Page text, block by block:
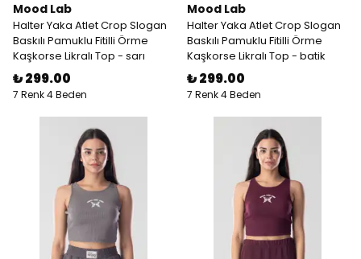
Mood Lab
Halter Yaka Atlet Crop Slogan
Baskılı Pamuklu Fitilli Örme
Kaşkorse Likralı Top - sarı
₺ 299.00
7 Renk 4 Beden
Mood Lab
Halter Yaka Atlet Crop Slogan
Baskılı Pamuklu Fitilli Örme
Kaşkorse Likralı Top - batik
₺ 299.00
7 Renk 4 Beden